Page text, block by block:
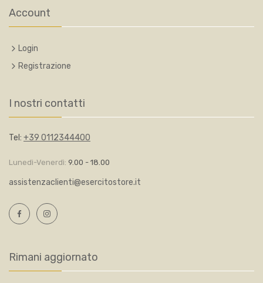
Account
Login
Registrazione
I nostri contatti
Tel: +39 0112344400
Lunedì-Venerdì: 9.00 - 18.00
assistenzaclienti@esercitostore.it
Rimani aggiornato